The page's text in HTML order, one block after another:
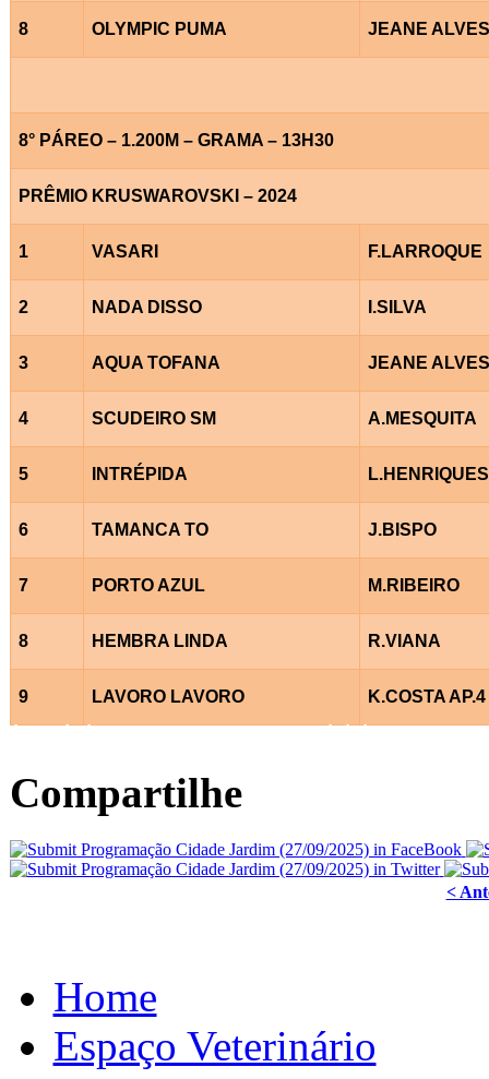
8 OLYMPIC PUMA JEANE ALVES
8° PÁREO – 1.200M – GRAMA – 13H30
PRÊMIO KRUSWAROVSKI – 2024
1 VASARI F.LARROQUE
2 NADA DISSO I.SILVA
3 AQUA TOFANA JEANE ALVES
4 SCUDEIRO SM A.MESQUITA
5 INTRÉPIDA L.HENRIQUES
6 TAMANCA TO J.BISPO
7 PORTO AZUL M.RIBEIRO
8 HEMBRA LINDA R.VIANA
9 LAVORO LAVORO K.COSTA AP.4
Compartilhe
<
Home
Espaço Veterinário